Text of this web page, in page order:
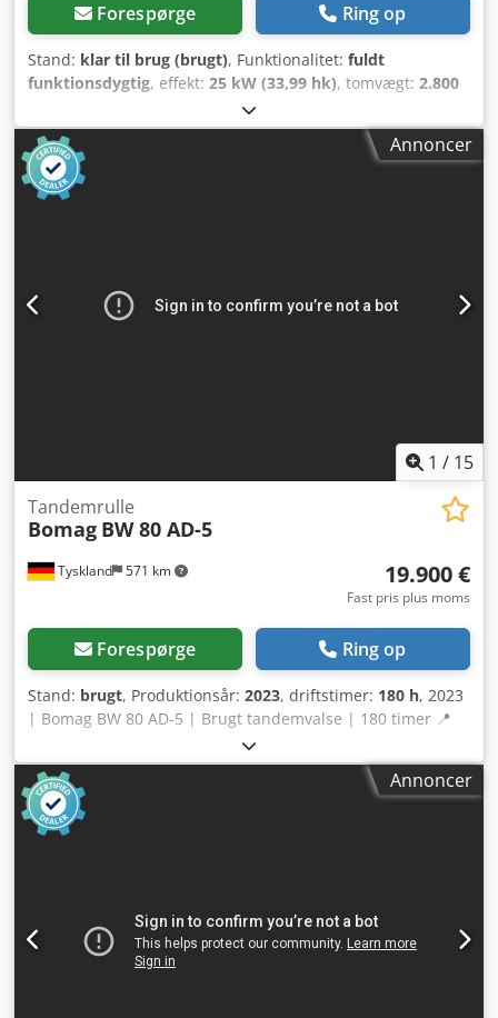
Forespørge Ring op
Stand: klar til brug (brugt), Funktionalitet: fuldt
funktionsdygtig, effekt: 25 kW (33,99 hk), tomvægt: 2.800
, driftstimer:
BW120AD-4 Årgang 2007 Ifølge tæller: 2.950 timer 25,2 kW
Kubota 2.800 kg Salgspris: 9.900,- netto BOMAG BW100AD-
4 Årgang 2005 Ifølge tæller: 6.594 timer 25,2 kW Kubota
2.600 kg Salgspris: 8.800,- netto Hamm HD 10 Djdpezc
kg Salgspris: 8.800,- netto Billig levering er også muligt!
Annoncer
1 / 15
Tyskland 571 km
Tandemrulle
Bomag BW 80 AD-5
19.900 €
Fast pris plus moms
Forespørge Ring op
Stand: brugt, Produktionsår: 2023, driftstimer: 180 h, 2023
| Bomag BW 80 AD-5 | Brugt tandemvalse | 180 timer 📍
Lokation: Tyskland 🚛 Levering muligt til din adresse – Brug
vores fragtberegner for at få et tilbud på
transportomkostninger! 💰 Køb nu for EUR 19.900 eller giv
et bud. Betaling ved levering er mulig mod et mindre
gebyr (med forbehold for godkendelse)* Dodpfxeydr Awj
fremstår næsten som ny med få driftstimer. Ingen
problemer. 📄 Vil du se den fulde inspektion, ekstra
billeder eller en video? Tip: Referencen "37599 Equippo"
Annoncer